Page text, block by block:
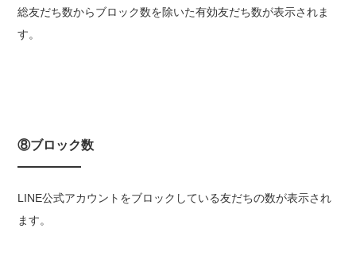
総友だち数からブロック数を除いた有効友だち数が表示されま
す。
⑧ブロック数
LINE公式アカウントをブロックしている友だちの数が表示され
ます。